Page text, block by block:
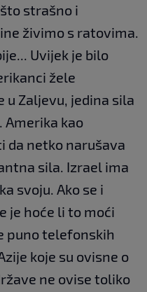
strašno i
živimo s ratovima.
Uvijek je bilo
žele
Zaljevu, jedina sila
Amerika kao
da netko narušava
sila. Izrael ima
svoju. Ako se i
je hoće li to moći
puno telefonskih
koje su ovisne o
ne ovise toliko